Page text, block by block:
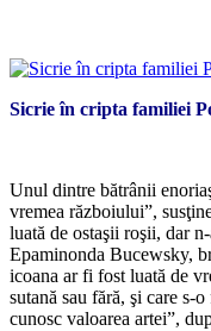
Sicrie în cripta familiei
Unul dintre bătrânii
vremea războiului”,
luată de ostaşii roşii, dar
Epaminonda Bucewsky,
icoana ar fi fost luată de
sutană sau fără, şi care s-
cunosc valoarea artei”,